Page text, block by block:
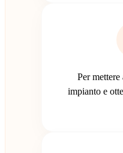
Per
impianto e